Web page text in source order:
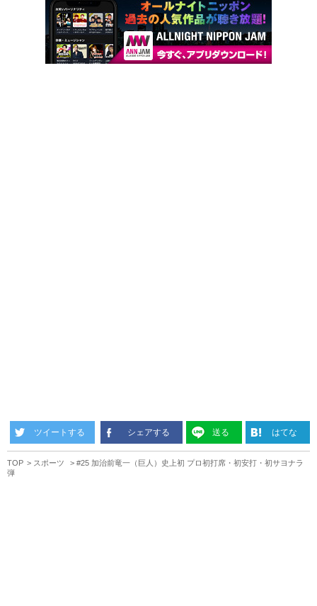
ツイートする シェアする 送る はてな
TOP スポーツ
#25 加治前竜一（巨人）史上初 プロ初打席・初安打・初サヨナラ
弾